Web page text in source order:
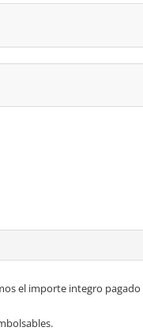
el importe integro pagado